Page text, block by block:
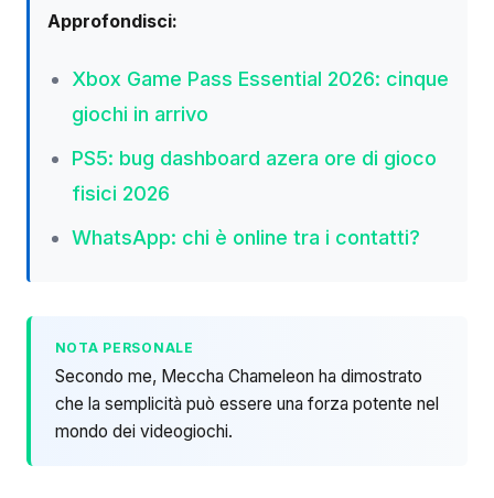
Approfondisci:
Xbox Game Pass Essential 2026: cinque
giochi in arrivo
PS5: bug dashboard azera ore di gioco
fisici 2026
WhatsApp: chi è online tra i contatti?
NOTA PERSONALE
Secondo me, Meccha Chameleon ha dimostrato
che la semplicità può essere una forza potente nel
mondo dei videogiochi.